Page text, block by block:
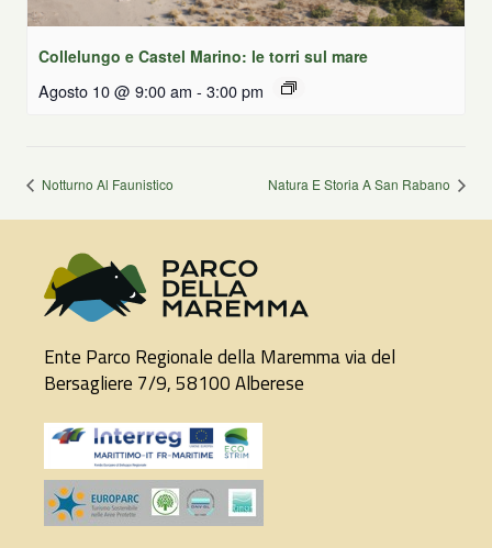
Collelungo e Castel Marino: le torri sul mare
Agosto 10 @ 9:00 am - 3:00 pm
Notturno Al Faunistico Natura E Storia A San Rabano
Ente Parco Regionale della Maremma via del
Bersagliere 7/9, 58100 Alberese